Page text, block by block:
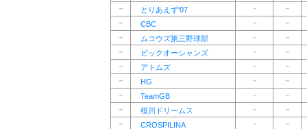
－
とりあえず'07 －
－
－
CBC －
－
－
ムコウズ第三野球部 －
－
－
ビックオーシャンズ －
－
－
アトムズ －
－
－
HG －
－
－
TeamGB －
－
－
桜川ドリームス －
－
－
CROSPILINA －
－